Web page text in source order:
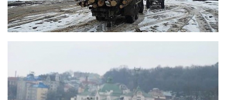
Наука
Технології
Історії
Привітання
Здоров’я